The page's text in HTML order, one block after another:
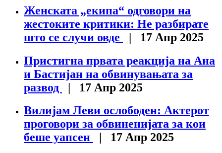
Женската „екипа“ одговори на
жестоките критики: Не разбирате
што се случи овде
| 17 Апр 2025
Пристигна првата реакција на Ана
и Бастијан на обвинувањата за
развод
| 17 Апр 2025
Вилијам Леви ослободен: Актерот
проговори за обвиненијата за кои
беше уапсен
| 17 Апр 2025